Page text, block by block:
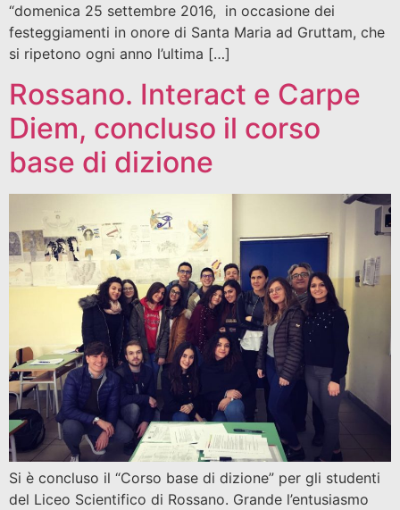
“domenica 25 settembre 2016, in occasione dei
festeggiamenti in onore di Santa Maria ad Gruttam, che
si ripetono ogni anno l’ultima […]
Rossano. Interact e Carpe
Diem, concluso il corso
base di dizione
Si è concluso il “Corso base di dizione” per gli studenti
del Liceo Scientifico di Rossano. Grande l’entusiasmo